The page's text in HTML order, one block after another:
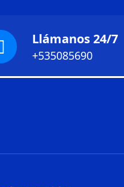
Llámanos 24/7
+535085690